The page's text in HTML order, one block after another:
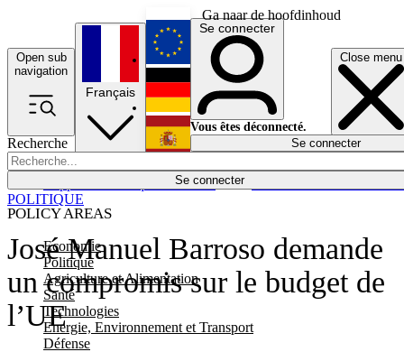
Ga naar de hoofdinhoud
Open sub
navigation
Close menu
Recherche
Se connecter
POLICY AREAS
Economie
Politique
Agriculture et Alimentation
Santé
Technologies
Energie, Environnement et Transport
Défense
Économie
Français
English
Deutsch
Español
Se connecter
Vous êtes déconnecté.
Se connecter
José Manuel Barroso demande
un compromis sur le budget de
l’UE
POLITIQUE